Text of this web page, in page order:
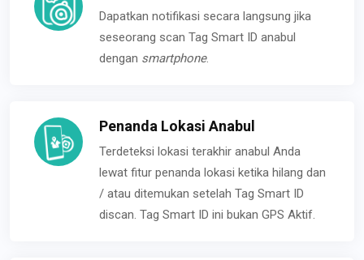
Dapatkan notifikasi secara langsung jika
seseorang scan Tag Smart ID anabul
dengan smartphone.
Penanda Lokasi Anabul
Terdeteksi lokasi terakhir anabul Anda
lewat fitur penanda lokasi ketika hilang dan
/ atau ditemukan setelah Tag Smart ID
discan. Tag Smart ID ini bukan GPS Aktif.